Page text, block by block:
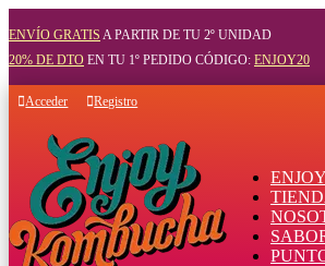
ENVÍO GRATIS A PARTIR DE TU 2º UNIDAD
20% DE DTO EN TU 1º PEDIDO CÓDIGO: ENJOY20
Acceder Registro